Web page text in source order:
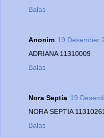
Balas
Anonim 19 Desember
ADRIANA 11310009
Balas
Nora Septia 19
NORA SEPTIA 11310261
Balas